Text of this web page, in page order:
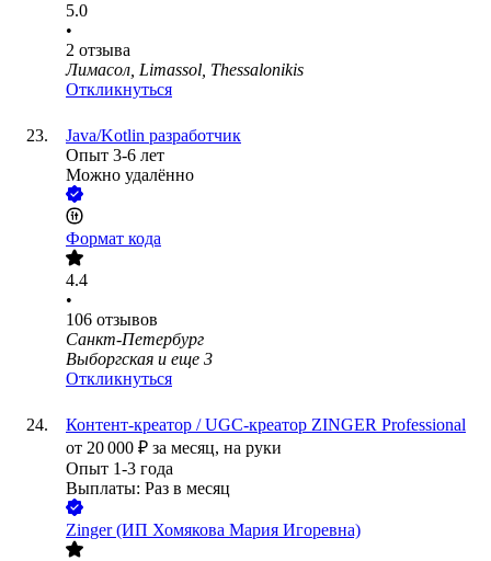
5.0
•
2 отзыва
Лимасол, Limassol, Thessalonikis
Откликнуться
Java/Kotlin разработчик
Опыт 3-6 лет
Можно удалённо
Формат кода
4.4
•
106 отзывов
Санкт-Петербург
Выборгская и еще 3
Откликнуться
Контент-креатор / UGC-креатор ZINGER Professional
от 20 000 ₽ за месяц, на руки
Опыт 1-3 года
Выплаты: Раз в месяц
Zinger (ИП Хомякова Мария Игоревна)